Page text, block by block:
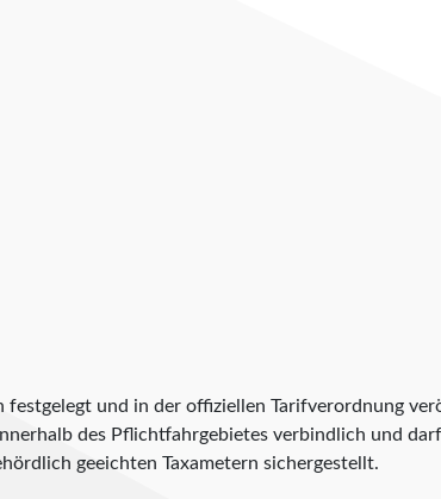
festgelegt und in der offiziellen Tarifverordnung
des Pflichtfahrgebietes verbindlich und
geeichten Taxametern sichergestellt.